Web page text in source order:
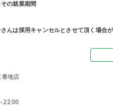
の就業期間
んは採用キャンセルとさせて頂く場合
番地店
22:00